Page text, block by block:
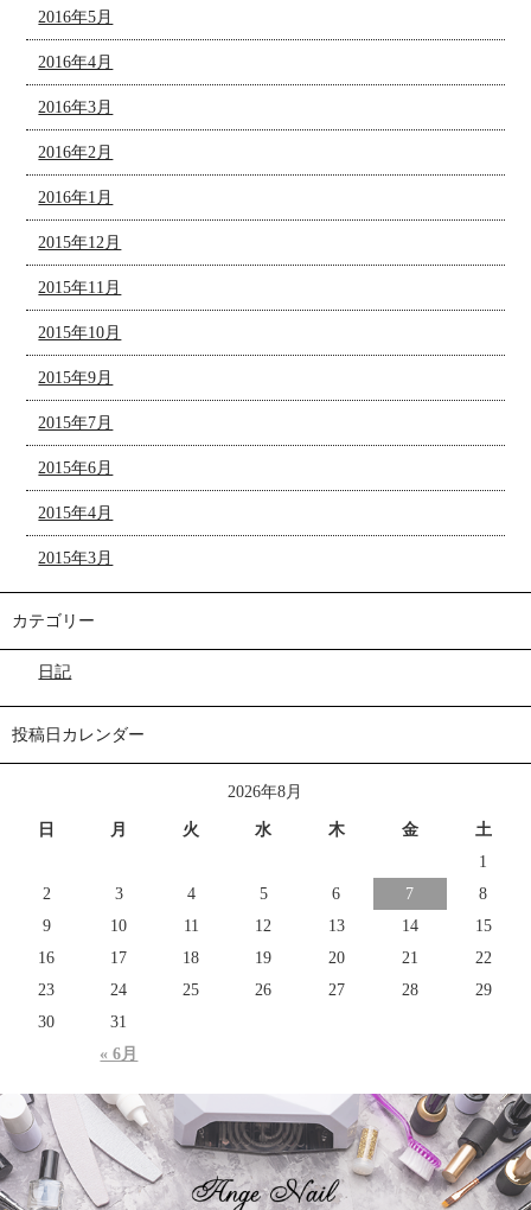
2016年5月
2016年4月
2016年3月
2016年2月
2016年1月
2015年12月
2015年11月
2015年10月
2015年9月
2015年7月
2015年6月
2015年4月
2015年3月
カテゴリー
日記
投稿日カレンダー
2026年8月
日 月 火 水 木 金 土
« 6月
1
2
3 4 5 6 7
8
9
10 11 12 13 14
15
16
17 18 19 20 21
22
23
24 25 26 27 28
29
30
31